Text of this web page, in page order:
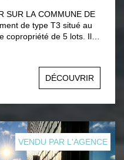
SUR LA COMMUNE DE
de type T3 situé au
copropriété de 5 lots. Il
cuisine, wc. A l'
chambres, salle d'eau.
A VISITER!
DÉCOUVRIR
VENDU PAR L'AGENCE